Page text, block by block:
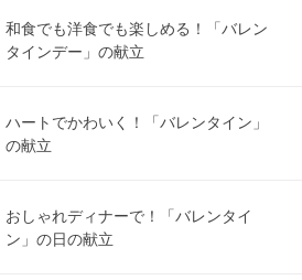
和食でも洋食でも楽しめる！「バレン
タインデー」の献立
ハートでかわいく！「バレンタイン」
の献立
おしゃれディナーで！「バレンタイ
ン」の日の献立